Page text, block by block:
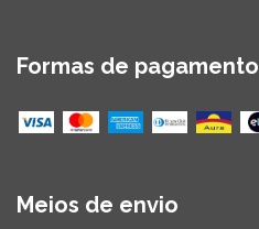
Formas de pagamento
Meios de envio